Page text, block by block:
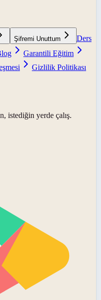
Şifremi Unuttum
Ders
Garantili Eğitim
Gizlilik Politikası
istediğin yerde çalış.